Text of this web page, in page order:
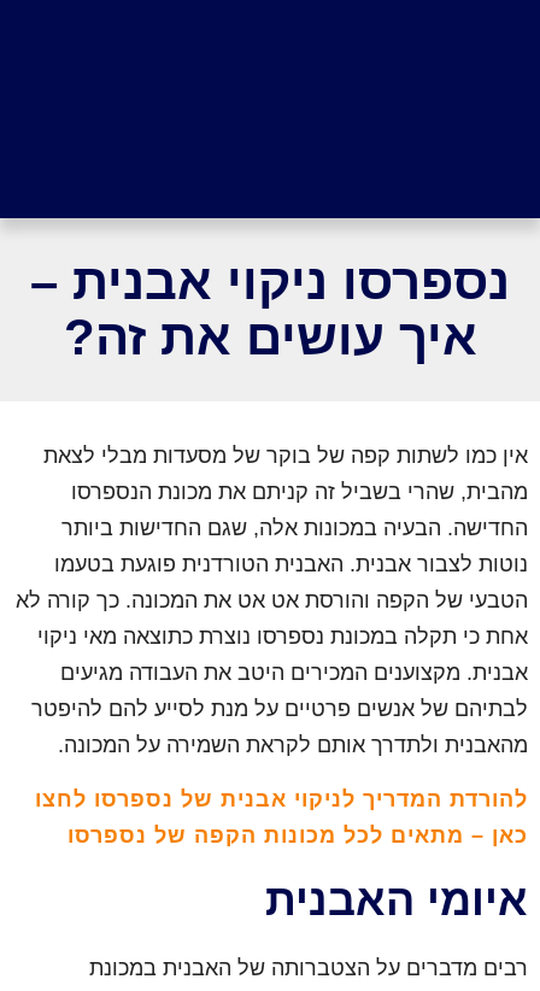
נספרסו ניקוי אבנית –
איך עושים את זה?
אין כמו לשתות קפה של בוקר של מסעדות מבלי לצאת
מהבית, שהרי בשביל זה קניתם את מכונת הנספרסו
החדישה. הבעיה במכונות אלה, שגם החדישות ביותר
נוטות לצבור אבנית. האבנית הטורדנית פוגעת בטעמו
הטבעי של הקפה והורסת אט אט את המכונה. כך קורה לא
אחת כי תקלה במכונת נספרסו נוצרת כתוצאה מאי ניקוי
אבנית. מקצוענים המכירים היטב את העבודה מגיעים
לבתיהם של אנשים פרטיים על מנת לסייע להם להיפטר
מהאבנית ולתדרך אותם לקראת השמירה על המכונה.
להורדת המדריך לניקוי אבנית של נספרסו לחצו
כאן – מתאים לכל מכונות הקפה של נספרסו
איומי האבנית
רבים מדברים על הצטברותה של האבנית במכונת